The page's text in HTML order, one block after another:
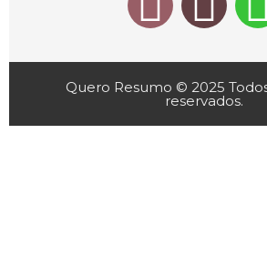
Quero Resumo © 2025
reservados.